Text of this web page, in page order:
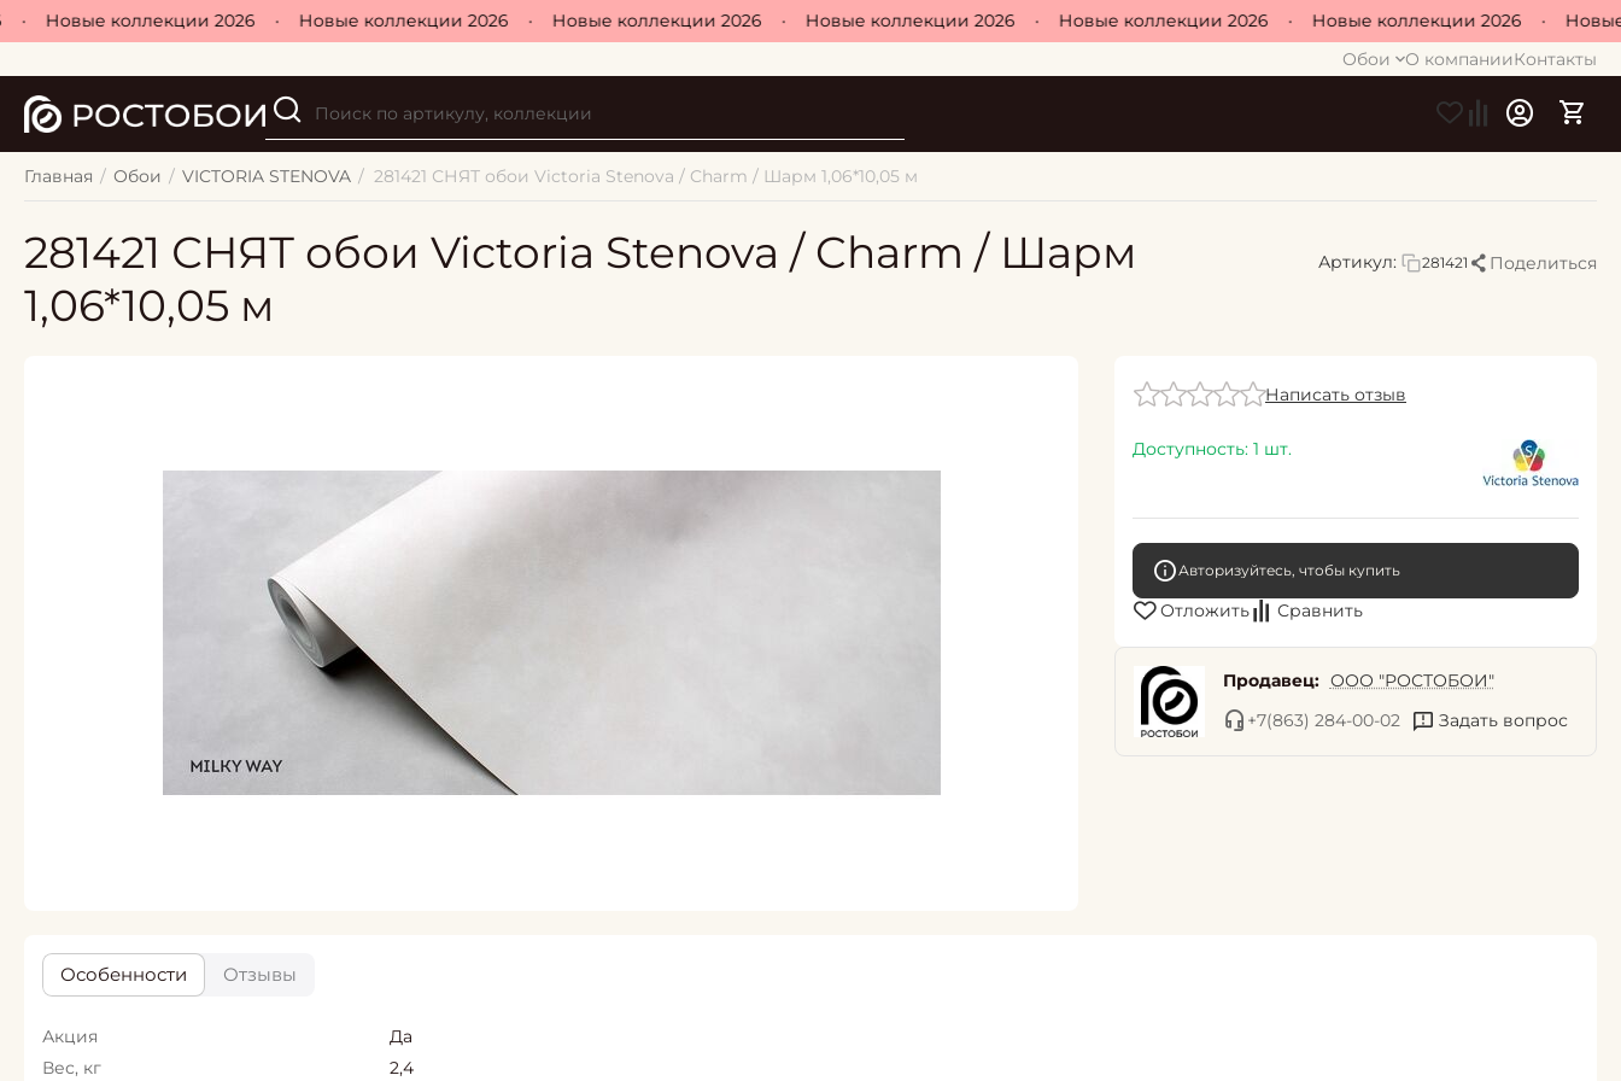
Новые коллекции 2026 • Новые коллекции 2026 • Новые коллекции 2026 • Новые коллекции 2026 • Новые коллекции 2026 • Новые коллекции 2026 •
Новые
Обои
О компанииКонтакты
Главная / Обои / VICTORIA STENOVA / 281421 СНЯТ обои Victoria Stenova / Charm / Шарм 1,06*10,05 м
281421 СНЯТ обои Victoria Stenova / Charm / Шарм
1,06*10,05 м
Артикул: 281421 Поделиться
Написать отзыв
Доступность: 1 шт.
Авторизуйтесь, чтобы купить
Отложить Сравнить
Продавец: ООО "РОСТОБОИ"
+7(863) 284-00-02
Задать вопрос
Особенности Отзывы
Акция
Да
Вес, кг
2,4